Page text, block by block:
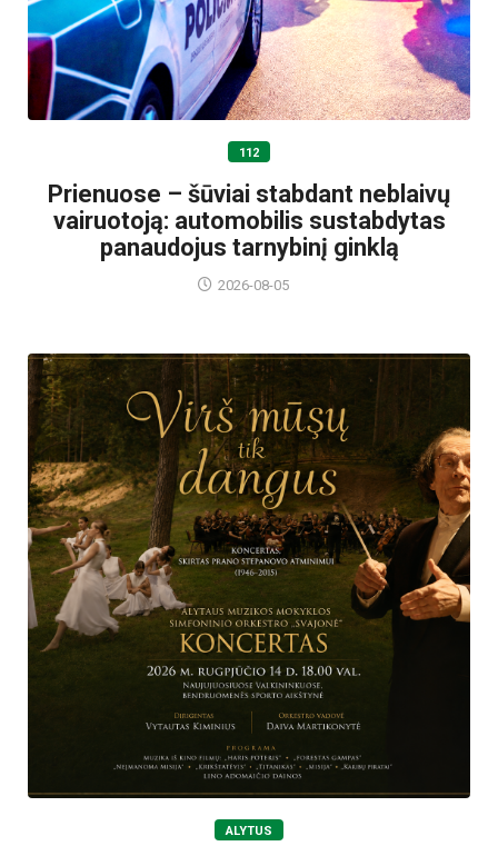
112
Prienuose – šūviai stabdant neblaivų
vairuotoją: automobilis sustabdytas
panaudojus tarnybinį ginklą
2026-08-05
ALYTUS